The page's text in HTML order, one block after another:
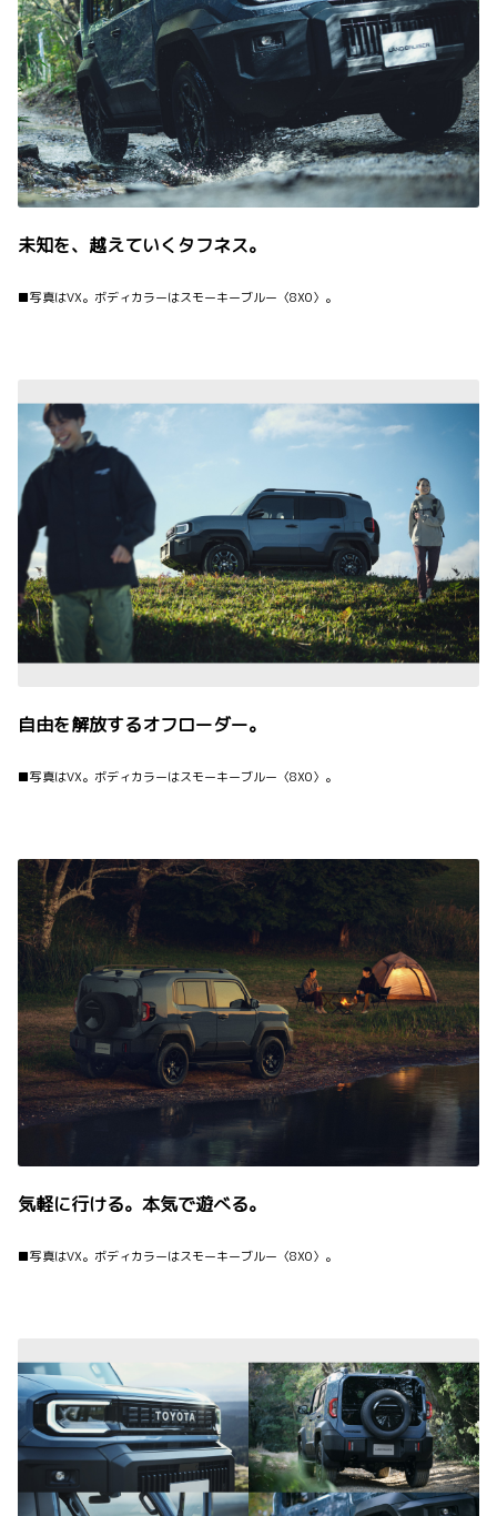
未知を、越えていくタフネス。
■写真はVX。ボディカラーはスモーキーブルー〈8X0〉。
自由を解放するオフローダー。
■写真はVX。ボディカラーはスモーキーブルー〈8X0〉。
気軽に行ける。本気で遊べる。
■写真はVX。ボディカラーはスモーキーブルー〈8X0〉。